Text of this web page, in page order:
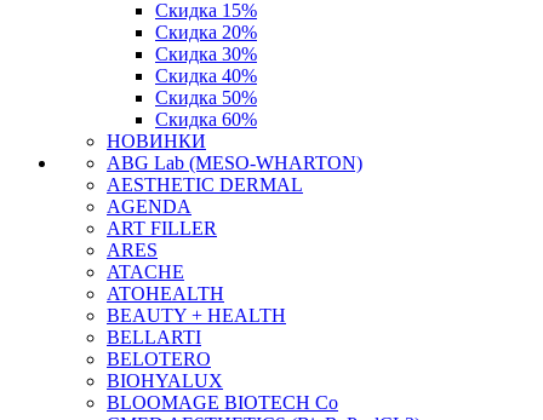
Скидка 15%
Скидка 20%
Скидка 30%
Скидка 40%
Скидка 50%
Скидка 60%
НОВИНКИ
ABG Lab (MESO-WHARTON)
AESTHETIC DERMAL
AGENDA
ART FILLER
ARES
ATACHE
ATOHEALTH
BEAUTY + HEALTH
BELLARTI
BELOTERO
BIOHYALUX
BLOOMAGE BIOTECH Co